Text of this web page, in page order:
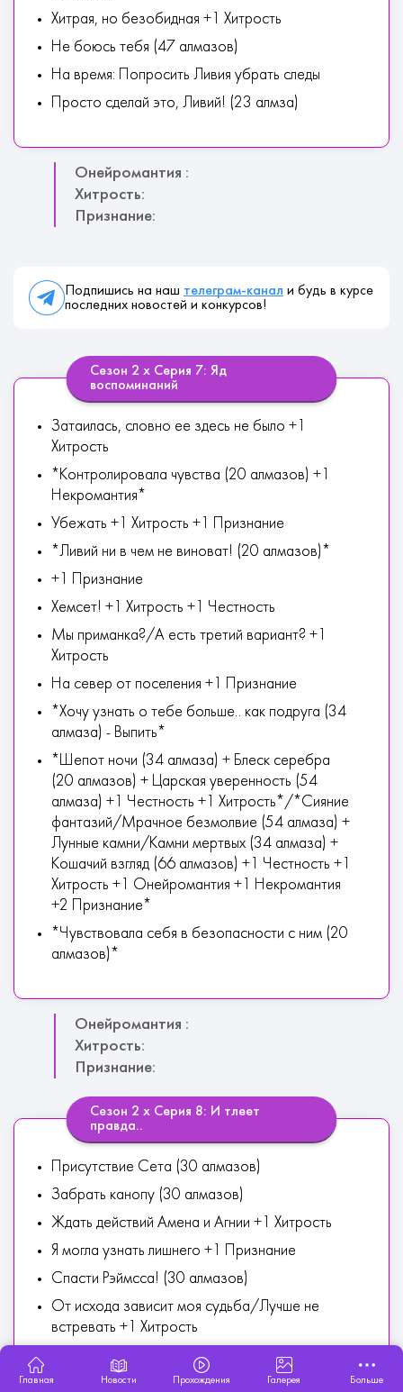
Хитрая, но безобидная +1 Хитрость
Не боюсь тебя (47 алмазов)
На время: Попросить Ливия убрать следы
Просто сделай это, Ливий! (23 алмза)
Онейромантия :
Хитрость:
Признание:
Подпишись на наш телеграм-канал и будь в курсе
последних новостей и конкурсов!
Сезон 2 х Серия 7: Яд
воспоминаний
Затаилась, словно ее здесь не было +1
Хитрость
*Контролировала чувства (20 алмазов) +1
Некромантия*
Убежать +1 Хитрость +1 Признание
*Ливий ни в чем не виноват! (20 алмазов)*
+1 Признание
Хемсет! +1 Хитрость +1 Честность
Мы приманка?/А есть третий вариант? +1
Хитрость
На север от поселения +1 Признание
*Хочу узнать о тебе больше.. как подруга (34
алмаза) - Выпить*
*Шепот ночи (34 алмаза) + Блеск серебра
(20 алмазов) + Царская уверенность (54
алмаза) +1 Честность +1 Хитрость*/*Сияние
фантазий/Мрачное безмолвие (54 алмаза) +
Лунные камни/Камни мертвых (34 алмаза) +
Кошачий взгляд (66 алмазов) +1 Честность +1
Хитрость +1 Онейромантия +1 Некромантия
+2 Признание*
*Чувствовала себя в безопасности с ним (20
алмазов)*
Онейромантия :
Хитрость:
Признание:
Сезон 2 х Серия 8: И тлеет
правда..
Присутствие Сета (30 алмазов)
Забрать канопу (30 алмазов)
Ждать действий Амена и Агнии +1 Хитрость
Я могла узнать лишнего +1 Признание
Спасти Рэймсса! (30 алмазов)
От исхода зависит моя судьба/Лучше не
встревать +1 Хитрость
Попробуй, ты сможешь
Говоря о причинах.. +1 Хитрость
Главная Новости Прохождения Галерея Больше